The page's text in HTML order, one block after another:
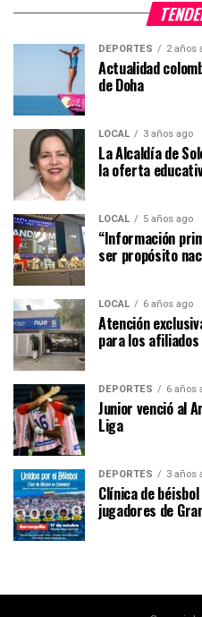
DEPORTES 2 años
Actualidad
de Doha
LOCAL 3 años ago
La Alcaldía de
la oferta
LOCAL 5 años ago
“Información
ser propósito
LOCAL 6 años ago
Atención
para los afiliados
DEPORTES 6 años
Junior venció al
Liga
DEPORTES 3 años
Clínica de
jugadores de